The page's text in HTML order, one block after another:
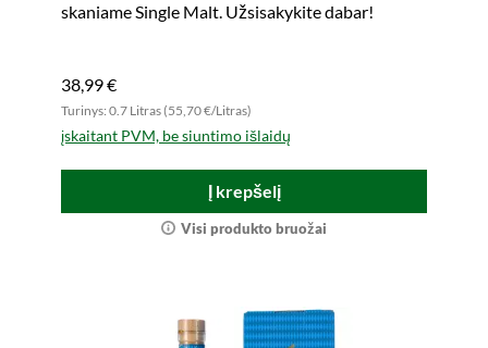
skaniame Single Malt. Užsisakykite dabar!
38,99 €
Turinys: 0.7 Litras (55,70 €/Litras)
įskaitant PVM, be siuntimo išlaidų
Į krepšelį
Visi produkto bruožai